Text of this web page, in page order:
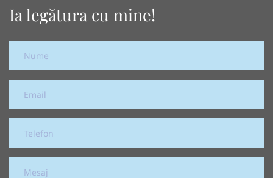
Ia legătura cu mine!